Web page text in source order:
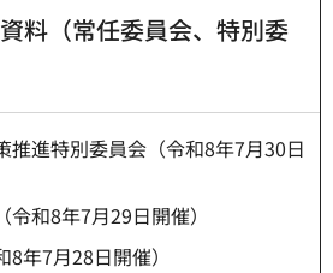
料（常任委員会、特別委
推進特別委員会（令和8年7月30日
和8年7月29日開催）
年7月28日開催）